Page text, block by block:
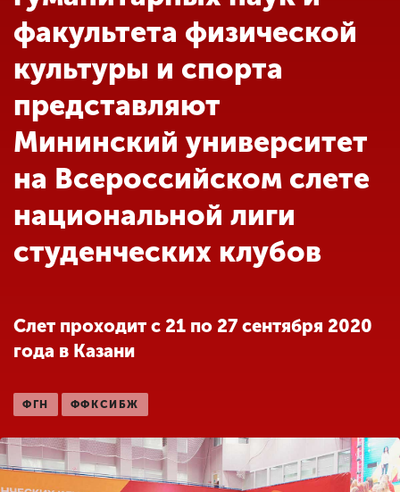
Обучение
Наука
Международная
деятельность
Другие виды
деятельности
Студенческая жизнь
Сведения об
образовательной
факультета физической
культуры и спорта
представляют
Мининский университет
на Всероссийском слете
национальной лиги
студенческих клубов
Слет проходит с 21 по 27 сентября 2020
года в Казани
ФГН ФФКСИБЖ